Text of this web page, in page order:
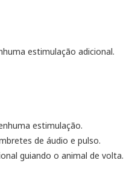
estimulação adicional.
estimulação.
de áudio e pulso.
guiando o animal de volta.